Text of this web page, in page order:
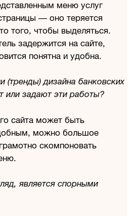
меню услуг
— оно теряется
того, чтобы выделяться.
задержится на сайте,
понятна и удобна.
(тренды) дизайна банковских
или задают эти работы?
сайта может быть
можно большое
скомпоновать
является спорными